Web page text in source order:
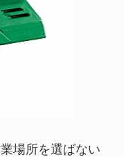
場所を選ばない